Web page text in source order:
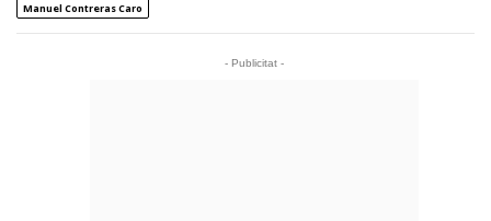
Manuel Contreras Caro
- Publicitat -